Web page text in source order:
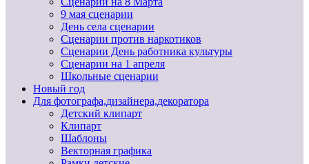
9 мая сценарии
День села сценарии
Сценарии против наркотиков
Сценарии День работника культуры
Сценарии на 1 апреля
Школьные сценарии
Новый год
Для фотографа,дизайнера,декоратора
Детский клипарт
Клипарт
Шаблоны
Векторная графика